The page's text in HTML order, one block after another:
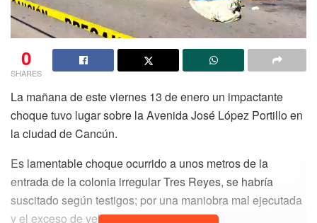
0
SHARES
La mañana de este viernes 13 de enero un impactante
choque tuvo lugar sobre la Avenida José López Portillo en
la ciudad de Cancún.
Es lamentable choque ocurrido a unos metros de la
entrada de la colonia irregular Tres Reyes, se habría
suscitado según testigos; por una maniobra mal ejecutada
y el exceso de velocidad.